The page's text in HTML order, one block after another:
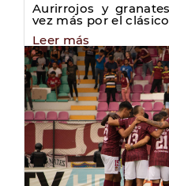
Aurirrojos y
vez más por el
Leer más